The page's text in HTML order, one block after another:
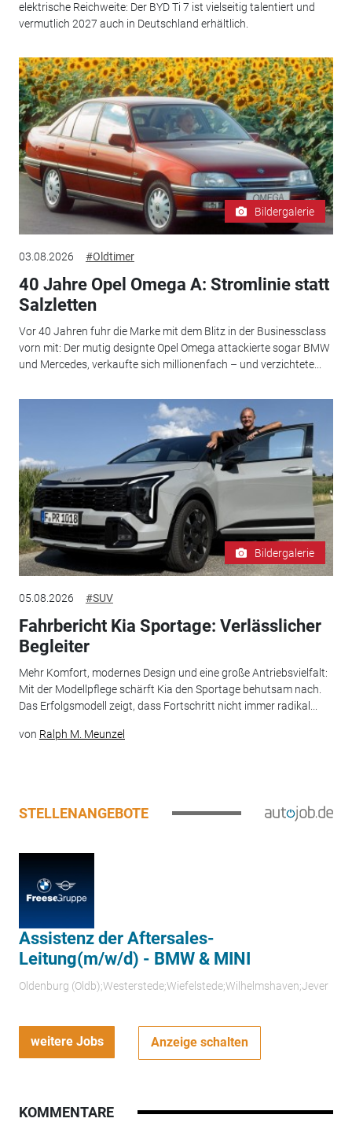
elektrische Reichweite: Der BYD Ti 7 ist vielseitig talentiert und
vermutlich 2027 auch in Deutschland erhältlich.
Bildergalerie
03.08.2026 #Oldtimer
40 Jahre Opel Omega A: Stromlinie statt
Salzletten
Vor 40 Jahren fuhr die Marke mit dem Blitz in der Businessclass
vorn mit: Der mutig designte Opel Omega attackierte sogar BMW
und Mercedes, verkaufte sich millionenfach – und verzichtete...
Bildergalerie
05.08.2026 #SUV
Fahrbericht Kia Sportage: Verlässlicher
Begleiter
Mehr Komfort, modernes Design und eine große Antriebsvielfalt:
Mit der Modellpflege schärft Kia den Sportage behutsam nach.
Das Erfolgsmodell zeigt, dass Fortschritt nicht immer radikal...
von Ralph M. Meunzel
STELLENANGEBOTE
Assistenz der Aftersales-
Leitung(m/w/d) - BMW & MINI
Oldenburg (Oldb);Westerstede;Wiefelstede;Wilhelmshaven;Jever
weitere Jobs Anzeige schalten
KOMMENTARE